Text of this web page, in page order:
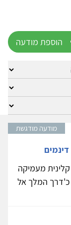
הוספת מודעה
מודעה מודגשת
מעמיקה
כ'דרך המלך אל